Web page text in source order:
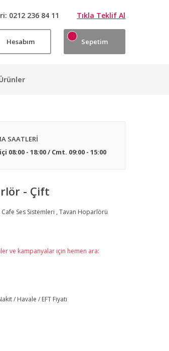
0212 236 84 11 Tıkla Teklif Al
Hesabım Sepetim
SAATLERİ
08:00 - 18:00 / Cmt. 09:00 - 15:00
- Çift
Cafe Ses Sistemleri , Tavan Hoparlörü
ve kampanyalar için hemen ara:
/ Havale / EFT Fiyatı